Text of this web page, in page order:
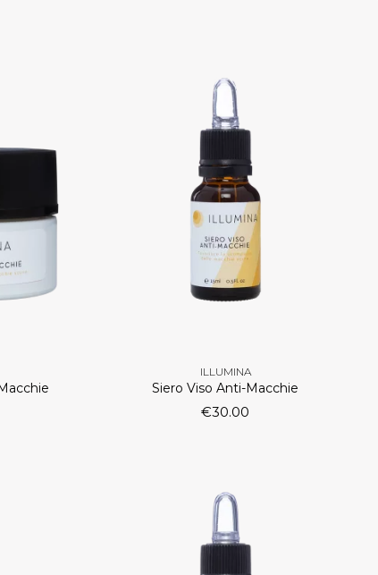
ILLUMINA
Siero Viso Anti-Macchie
€30.00